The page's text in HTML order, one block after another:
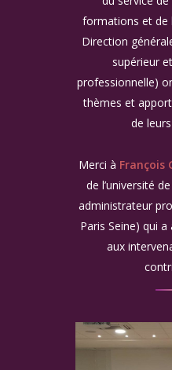
formations et de
Direction
supérieur
professionnelle)
thèmes et
de
Merci à François
de l’université
administrateur
Paris Seine) qui
aux